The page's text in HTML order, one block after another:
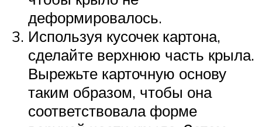
деформировалось.
Используя кусочек картона,
сделайте верхнюю часть крыла.
Вырежьте карточную основу
таким образом, чтобы она
соответствовала форме